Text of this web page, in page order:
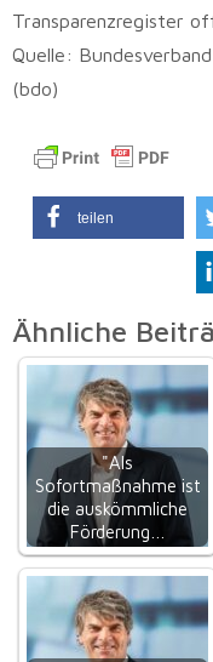
Transparenzregister
Quelle:
(bdo)
teilen
Ähnliche
"Als
Sofortmaßnahme ist
die auskömmliche
Förderung…